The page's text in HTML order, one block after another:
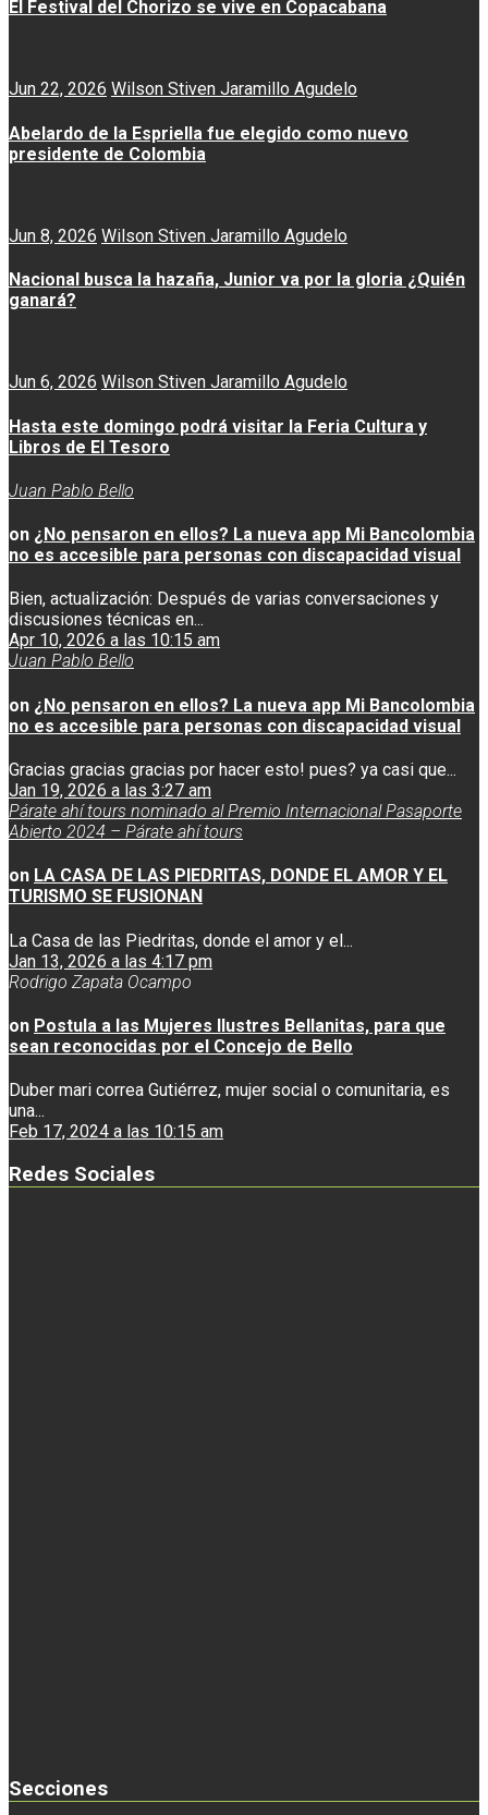
El Festival del Chorizo se vive en Copacabana
Jun 22, 2026 Wilson Stiven Jaramillo Agudelo
Abelardo de la Espriella fue elegido como nuevo
presidente de Colombia
Jun 8, 2026 Wilson Stiven Jaramillo Agudelo
Nacional busca la hazaña, Junior va por la gloria ¿Quién
ganará?
Jun 6, 2026 Wilson Stiven Jaramillo Agudelo
Hasta este domingo podrá visitar la Feria Cultura y
Libros de El Tesoro
Juan Pablo Bello
on ¿No pensaron en ellos? La nueva app Mi Bancolombia
no es accesible para personas con discapacidad visual
Bien, actualización: Después de varias conversaciones y
discusiones técnicas en...
Apr 10, 2026 a las 10:15 am
Juan Pablo Bello
on ¿No pensaron en ellos? La nueva app Mi Bancolombia
no es accesible para personas con discapacidad visual
Gracias gracias gracias por hacer esto! pues? ya casi que...
Jan 19, 2026 a las 3:27 am
Párate ahí tours nominado al Premio Internacional Pasaporte
Abierto 2024 – Párate ahí tours
on LA CASA DE LAS PIEDRITAS, DONDE EL AMOR Y EL
TURISMO SE FUSIONAN
La Casa de las Piedritas, donde el amor y el...
Jan 13, 2026 a las 4:17 pm
Rodrigo Zapata Ocampo
on Postula a las Mujeres Ilustres Bellanitas, para que
sean reconocidas por el Concejo de Bello
Duber mari correa Gutiérrez, mujer social o comunitaria, es
una...
Feb 17, 2024 a las 10:15 am
Redes Sociales
Secciones